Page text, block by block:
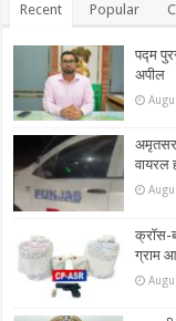
Recent Popular
पद्म
अपील
अमृतसर
वायरल
क्रॉस-
ग्राम